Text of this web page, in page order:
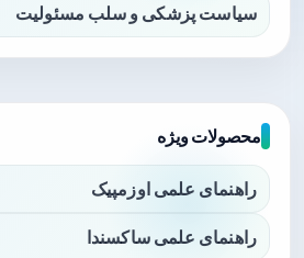
سیاست پزشکی و سلب مسئولیت
محصولات ویژه
راهنمای علمی اوزمپیک
راهنمای علمی ساکسندا